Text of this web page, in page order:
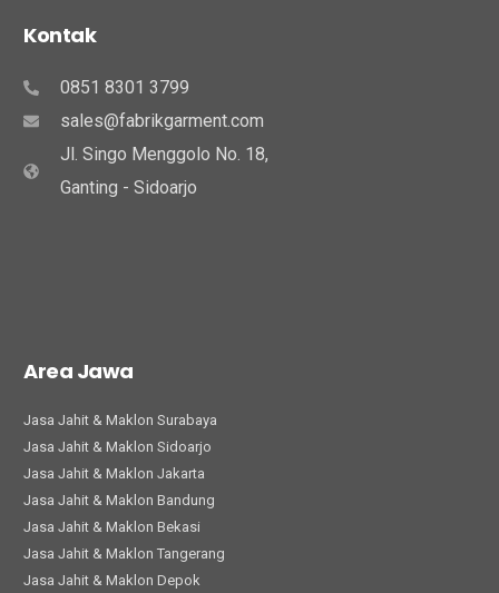
Kontak
0851 8301 3799
sales@fabrikgarment.com
Jl. Singo Menggolo No. 18,
Ganting - Sidoarjo
Area Jawa
Jasa Jahit & Maklon Surabaya
Jasa Jahit & Maklon Sidoarjo
Jasa Jahit & Maklon Jakarta
Jasa Jahit & Maklon Bandung
Jasa Jahit & Maklon Bekasi
Jasa Jahit & Maklon Tangerang
Jasa Jahit & Maklon Depok